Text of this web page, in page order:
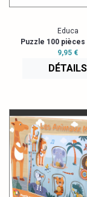
Educa
Puzzle 100 pièces
9,95 €
DÉTAILS